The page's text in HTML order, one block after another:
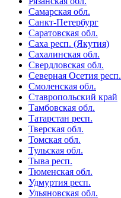
Самарская обл.
Санкт-Петербург
Саратовская обл.
Саха респ. (Якутия)
Сахалинская обл.
Свердловская обл.
Северная Осетия респ.
Смоленская обл.
Ставропольский край
Тамбовская обл.
Татарстан респ.
Тверская обл.
Томская обл.
Тульская обл.
Тыва респ.
Тюменская обл.
Удмуртия респ.
Ульяновская обл.